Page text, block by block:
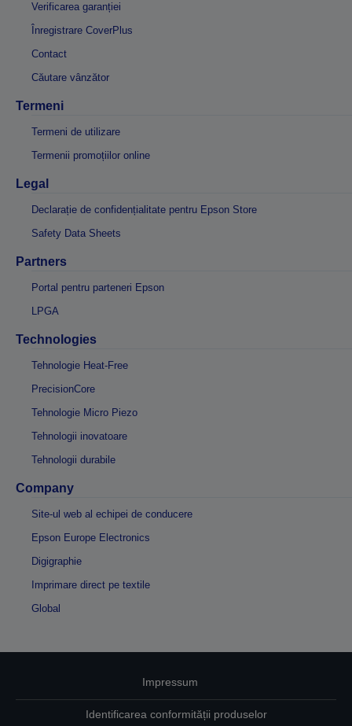
Verificarea garanției
Înregistrare CoverPlus
Contact
Căutare vânzător
Termeni
Termeni de utilizare
Termenii promoțiilor online
Legal
Declarație de confidențialitate pentru Epson Store
Safety Data Sheets
Partners
Portal pentru parteneri Epson
LPGA
Technologies
Tehnologie Heat-Free
PrecisionCore
Tehnologie Micro Piezo
Tehnologii inovatoare
Tehnologii durabile
Company
Site-ul web al echipei de conducere
Epson Europe Electronics
Digigraphie
Imprimare direct pe textile
Global
Impressum
Identificarea conformității produselor